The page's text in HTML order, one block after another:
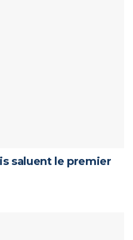
saluent le premier